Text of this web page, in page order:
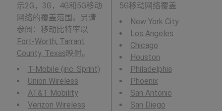
示2G，3G，4G和5G移动
网络的覆盖范围。另请
参阅：移动比特率以
Fort-Worth, Tarrant
County, Texas映射。
T-Mobile (inc. Sprint)
Union Wireless
AT&T Mobility
Verizon Wireless
5G移动网络覆盖 :
New York City
Los Angeles
Chicago
Houston
Philadelphia
Phoenix
San Antonio
San Diego